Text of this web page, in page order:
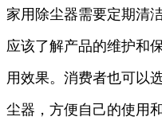
家用除尘器需要定期清
应该了解产品的维护和
用效果。消费者也可以
尘器，方便自己的使用和